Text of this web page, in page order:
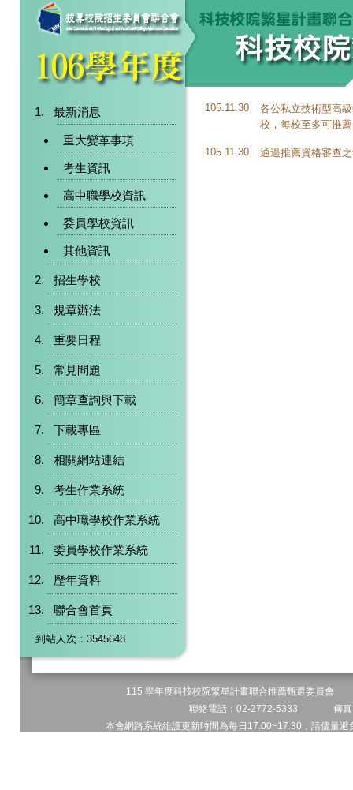
最新消息
重大變革事項
考生資訊
高中職學校資訊
委員學校資訊
其他資訊
招生學校
規章辦法
重要日程
常見問題
簡章查詢與下載
下載專區
相關網站連結
考生作業系統
高中職學校作業系統
委員學校作業系統
歷年資料
聯合會首頁
到站人次：3545648
105.11.30
各公私立技術型高
校，每校至多可推
105.11.30 通過推薦資格審查
115 學年度科技校院繁星計畫聯合推薦甄選委員會
聯絡電話：02-2772-5333 傳
本會網路系統維護更新時間為每日17:00~17:30，請儘量